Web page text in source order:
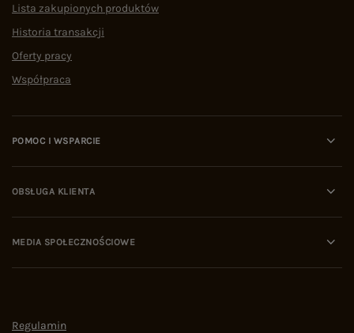
Lista zakupionych produktów
Historia transakcji
Oferty pracy
Współpraca
POMOC I WSPARCIE
OBSŁUGA KLIENTA
MEDIA SPOŁECZNOŚCIOWE
Regulamin